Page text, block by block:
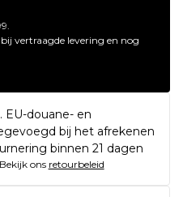
vertraagde levering en nog
EU-douane- en
bij het afrekenen
binnen 21 dagen
Bekijk ons retourbeleid